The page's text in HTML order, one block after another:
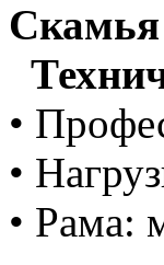
•
•
• Рама: